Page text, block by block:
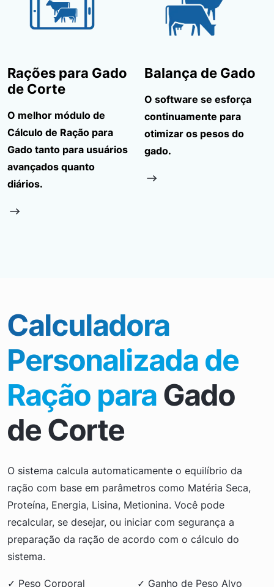
Rações para Gado
de Corte
O melhor módulo de
Cálculo de Ração para
Gado tanto para usuários
avançados quanto
diários.
Balança de Gado
O software se esforça
continuamente para
otimizar os pesos do
gado.
Calculadora
Personalizada de
Ração para Gado
de Corte
O sistema calcula automaticamente o equilíbrio da
ração com base em parâmetros como Matéria Seca,
Proteína, Energia, Lisina, Metionina. Você pode
recalcular, se desejar, ou iniciar com segurança a
preparação da ração de acordo com o cálculo do
sistema.
✓ Peso Corporal
✓ Ganho de Peso Alvo